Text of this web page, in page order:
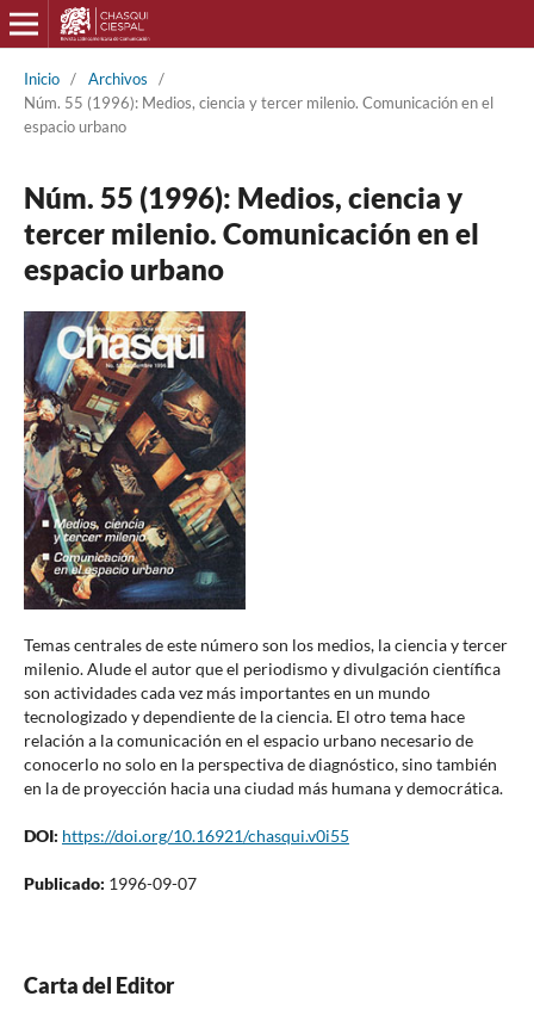
Inicio / Archivos
/
Núm. 55 (1996): Medios, ciencia y tercer milenio. Comunicación en el
espacio urbano
Núm. 55 (1996): Medios, ciencia y
tercer milenio. Comunicación en el
espacio urbano
Temas centrales de este número son los medios, la ciencia y tercer
milenio. Alude el autor que el periodismo y divulgación científica
son actividades cada vez más importantes en un mundo
tecnologizado y dependiente de la ciencia. El otro tema hace
relación a la comunicación en el espacio urbano necesario de
conocerlo no solo en la perspectiva de diagnóstico, sino también
en la de proyección hacia una ciudad más humana y democrática.
DOI: https://doi.org/10.16921/chasqui.v0i55
Publicado: 1996-09-07
Carta del Editor